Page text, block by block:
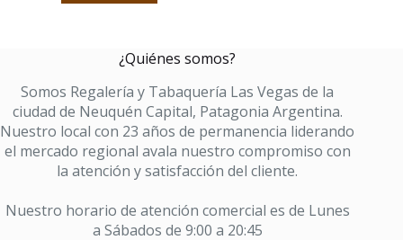
¿Quiénes somos?
Somos Regalería y Tabaquería Las Vegas de la
ciudad de Neuquén Capital, Patagonia Argentina.
Nuestro local con 23 años de permanencia liderando
el mercado regional avala nuestro compromiso con
la atención y satisfacción del cliente.
Nuestro horario de atención comercial es de Lunes
a Sábados de 9:00 a 20:45